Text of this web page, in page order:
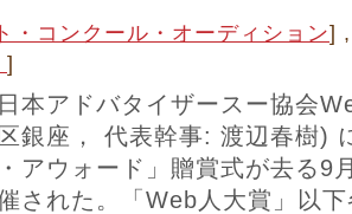
・コンクール・オーディション]
]
本アドバタイザースー協会
銀座， 代表幹事: 渡辺春樹)
アウォード」贈賞式が去る9
された。「Web人大賞」以